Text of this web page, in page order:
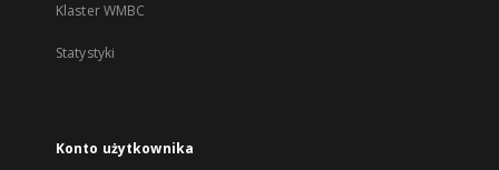
Klaster WMBC
Statystyki
Konto użytkownika